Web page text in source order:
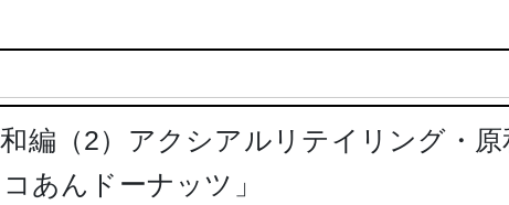
編（2）アクシアルリテイリング・原
あんドーナッツ」